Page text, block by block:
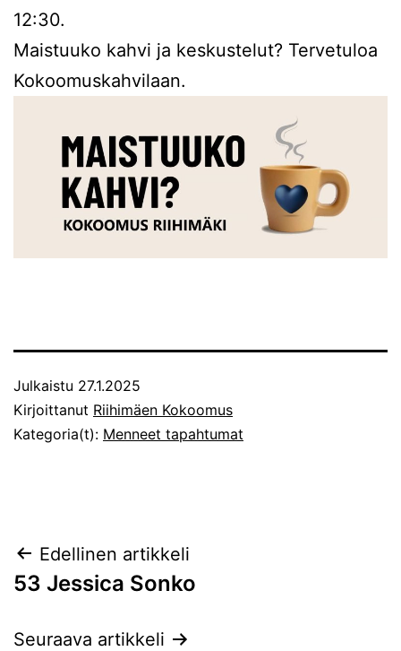
12:30.
Maistuuko kahvi ja keskustelut? Tervetuloa
Kokoomuskahvilaan.
Julkaistu 27.1.2025
Kirjoittanut Riihimäen Kokoomus
Kategoria(t): Menneet tapahtumat
Artikkelien
selaus
Edellinen artikkeli
53 Jessica Sonko
Seuraava artikkeli